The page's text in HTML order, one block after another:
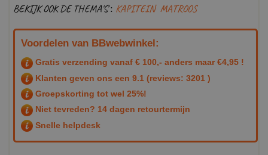
BEKIJK OOK DE THEMA'S : KAPITEIN MATROOS
Voordelen van BBwebwinkel:
Gratis verzending vanaf € 100,- anders maar €4,95 !
Klanten geven ons een 9.1 (reviews: 3201 )
Groepskorting tot wel 25%!
Niet tevreden? 14 dagen retourtermijn
Snelle helpdesk